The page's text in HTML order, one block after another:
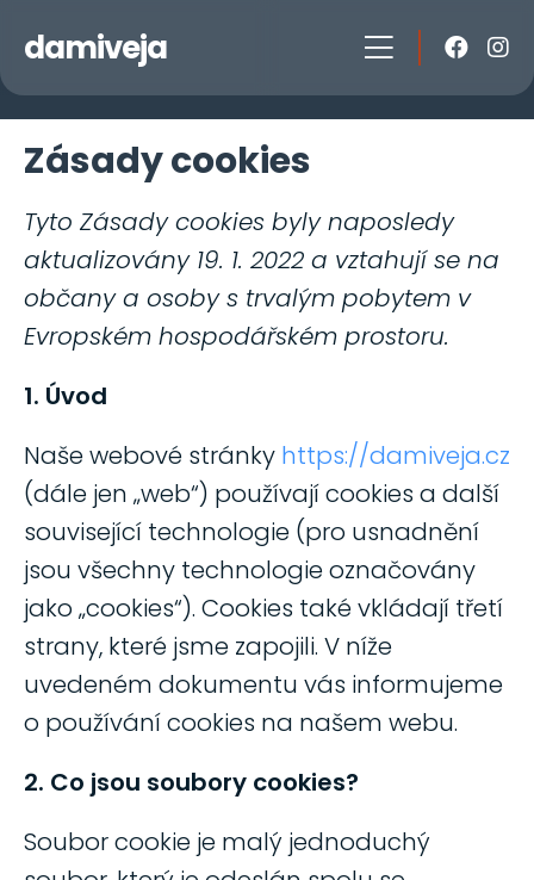
damiveja
Zásady cookies
Tyto Zásady cookies byly naposledy
aktualizovány 19. 1. 2022 a vztahují se na
občany a osoby s trvalým pobytem v
Evropském hospodářském prostoru.
1. Úvod
Naše webové stránky https://damiveja.cz
(dále jen „web“) používají cookies a další
související technologie (pro usnadnění
jsou všechny technologie označovány
jako „cookies“). Cookies také vkládají třetí
strany, které jsme zapojili. V níže
uvedeném dokumentu vás informujeme
o používání cookies na našem webu.
2. Co jsou soubory cookies?
Soubor cookie je malý jednoduchý